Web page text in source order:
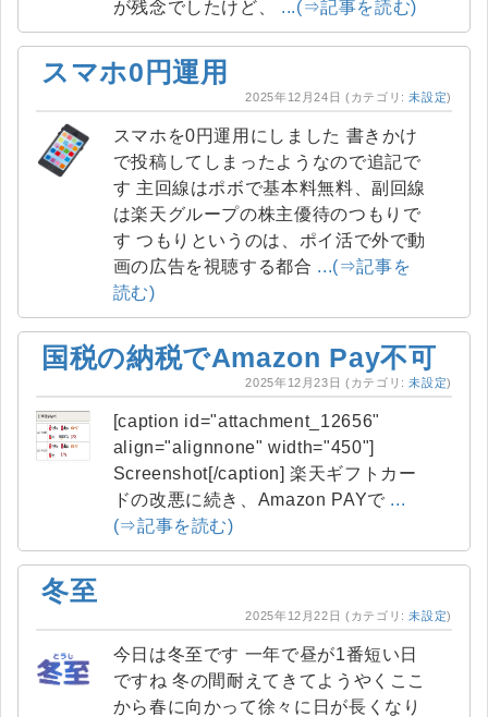
が残念でしたけど、 ...(⇒記事を読む)
スマホ0円運用
2025年12月24日 (カテゴリ:未設定)
スマホを0円運用にしました 書きかけ
で投稿してしまったようなので追記で
す 主回線はポボで基本料無料、副回線
は楽天グループの株主優待のつもりで
す つもりというのは、ポイ活で外で動
画の広告を視聴する都合 ...(⇒記事を
読む)
国税の納税でAmazon Pay不可
2025年12月23日 (カテゴリ:未設定)
[caption id="attachment_12656"
align="alignnone" width="450"]
Screenshot[/caption] 楽天ギフトカー
ドの改悪に続き、Amazon PAYで ...
(⇒記事を読む)
冬至
2025年12月22日 (カテゴリ:未設定)
今日は冬至です 一年で昼が1番短い日
ですね 冬の間耐えてきてようやくここ
から春に向かって徐々に日が長くなり